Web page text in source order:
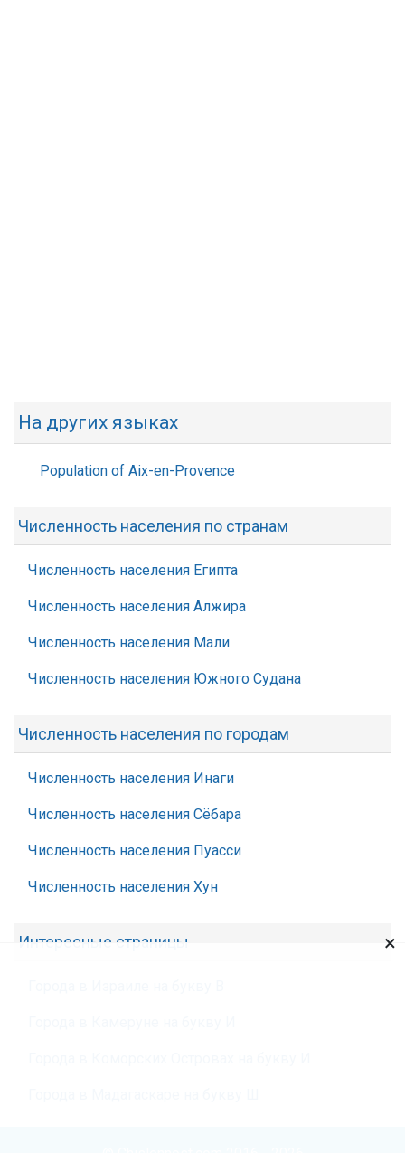
На других языках
Population of Aix-en-Provence
Численность населения по странам
Численность населения Египта
Численность населения Алжира
Численность населения Мали
Численность населения Южного Судана
Численность населения по городам
Численность населения Инаги
Численность населения Сёбара
Численность населения Пуасси
Численность населения Хун
Интересные страницы ×